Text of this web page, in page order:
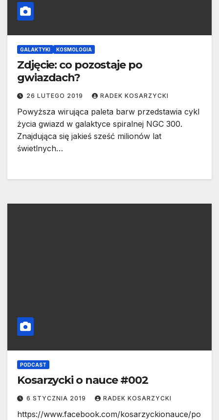
GALAKTYKI KOSMOLOGIA
Zdjęcie: co pozostaje po
gwiazdach?
26 LUTEGO 2019 RADEK KOSARZYCKI
Powyższa wirująca paleta barw przedstawia cykl
życia gwiazd w galaktyce spiralnej NGC 300.
Znajdująca się jakieś sześć milionów lat
świetlnych…
PODCAST
Kosarzycki o nauce #002
6 STYCZNIA 2019 RADEK KOSARZYCKI
https://www.facebook.com/kosarzyckionauce/po